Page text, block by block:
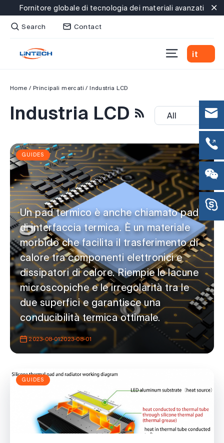
to
content
Fornitore globale di tecnologia dei materiali avanzati
Search Contact
Site
it
Home / Principali mercati / Industria LCD
Industria LCD RSS
GUIDES
Un pad termico è anche chiamato pad
di interfaccia termica. È un materiale
morbido che facilita il trasferimento di
calore tra componenti elettronici e
dissipatori di calore. Riempie le lacune
microscopiche e le irregolarità tra le
due superfici e garantisce una
conducibilità termica ottimale.
2023-08-012023-08-01
GUIDES